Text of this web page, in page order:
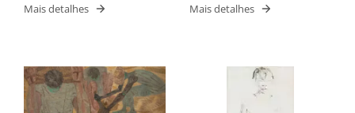
Mais detalhes Mais detalhes